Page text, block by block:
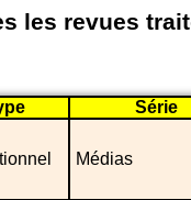
les revues
Série
Médias